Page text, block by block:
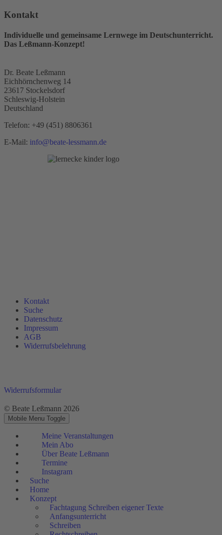
Kontakt
Individuelle und gemeinsame Lernwege im Deutschunterricht.
Das Leßmann-Konzept!
Dr. Beate Leßmann
Eichhörnchenweg 14
23617 Stockelsdorf
Schleswig-Holstein
Deutschland
Telefon: +49 (451) 8806361
E-Mail: info@beate-lessmann.de
Kontakt
Suche
Datenschutz
Impressum
AGB
Widerrufsbelehrung
Widerrufsformular
© Beate Leßmann 2026
Mobile Menu Toggle
Meine Veranstaltungen
Mein Abo
Über Beate Leßmann
Termine
Instagram
Suche
Home
Konzept
Fachtagung Schreiben eigener Texte
Anfangsunterricht
Schreiben